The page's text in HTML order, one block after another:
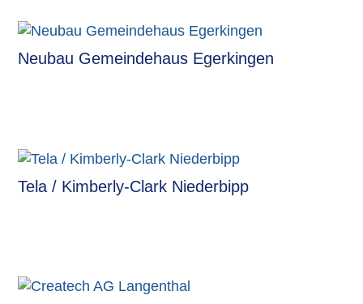
Neubau Gemeindehaus Egerkingen
Tela / Kimberly-Clark Niederbipp